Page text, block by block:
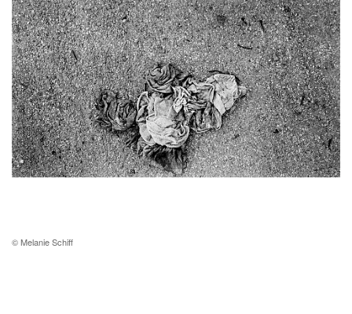
© Melanie Schiff